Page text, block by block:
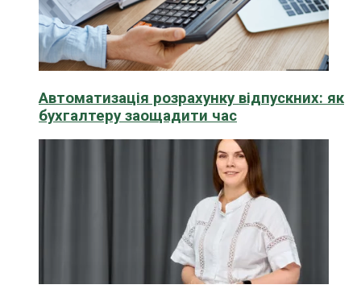
Автоматизація розрахунку відпускних: як
бухгалтеру заощадити час